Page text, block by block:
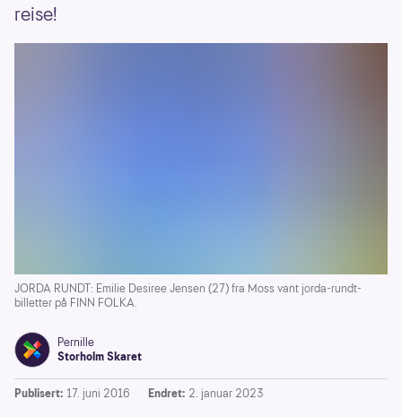
reise!
JORDA RUNDT: Emilie Desiree Jensen (27) fra Moss vant jorda-rundt-
billetter på FINN FOLKA.
Pernille
Storholm Skaret
Publisert: 17. juni 2016 Endret: 2. januar 2023